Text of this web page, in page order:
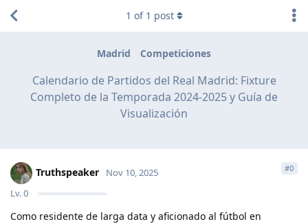
Madrid Competiciones
Calendario de Partidos del Real Madrid: Fixture
Completo de la Temporada 2024-2025 y Guía de
Visualización
1 of 1 post
Truthspeaker
Lv.0
Nov 10, 2025 #0
Como residente de larga data y aficionado al fútbol en